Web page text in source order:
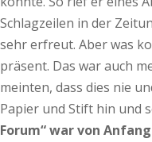
Schlagzeilen in der
sehr erfreut. Aber was
präsent. Das war auch
meinten, dass dies nie
Papier und Stift hin und
Forum“ war von